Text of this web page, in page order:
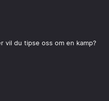
vil du tipse oss om en kamp?